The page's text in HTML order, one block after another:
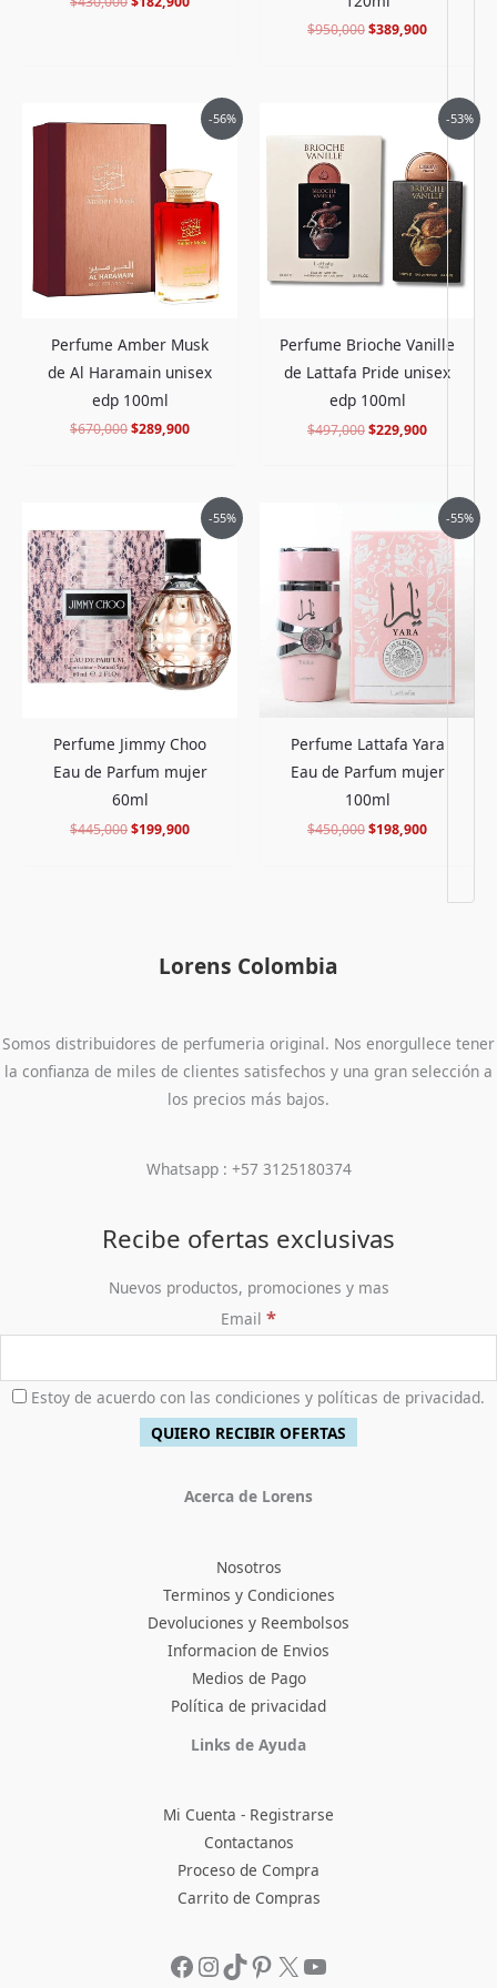
$950,000$389,900
-56%
Perfume Amber Musk
de Al Haramain unisex
edp 100ml
$670,000
precio
$670,000.
$289,900
precio
actual
$289,900.
-53%
Perfume Brioche Vanille
de Lattafa Pride unisex
edp 100ml
$497,000
original
$497,000.
$229,900
precio
actual
es:
$229,900.
-55%
Perfume Jimmy Choo
Eau de Parfum mujer
60ml
$445,000
precio
original
era:
$445,000.
$199,900
precio
actual
$199,900.
-55%
Perfume Lattafa Yara
Eau de Parfum mujer
100ml
$450,000
precio
original
era:
$450,000.
$198,900
precio
actual
es:
$198,900.
Lorens Colombia
Somos distribuidores de perfumeria original. Nos enorgullece tener
la confianza de miles de clientes satisfechos y una gran selección a
los precios más bajos.
Whatsapp : +57 3125180374
Recibe ofertas exclusivas
Nuevos productos, promociones y mas
Email *
Estoy de acuerdo con las condiciones y políticas de privacidad.
Acerca de Lorens
Nosotros
Terminos y Condiciones
Devoluciones y Reembolsos
Informacion de Envios
Medios de Pago
Política de privacidad
Links de Ayuda
Mi Cuenta - Registrarse
Contactanos
Proceso de Compra
Carrito de Compras
Facebook
Instagram
TikTokPinterest